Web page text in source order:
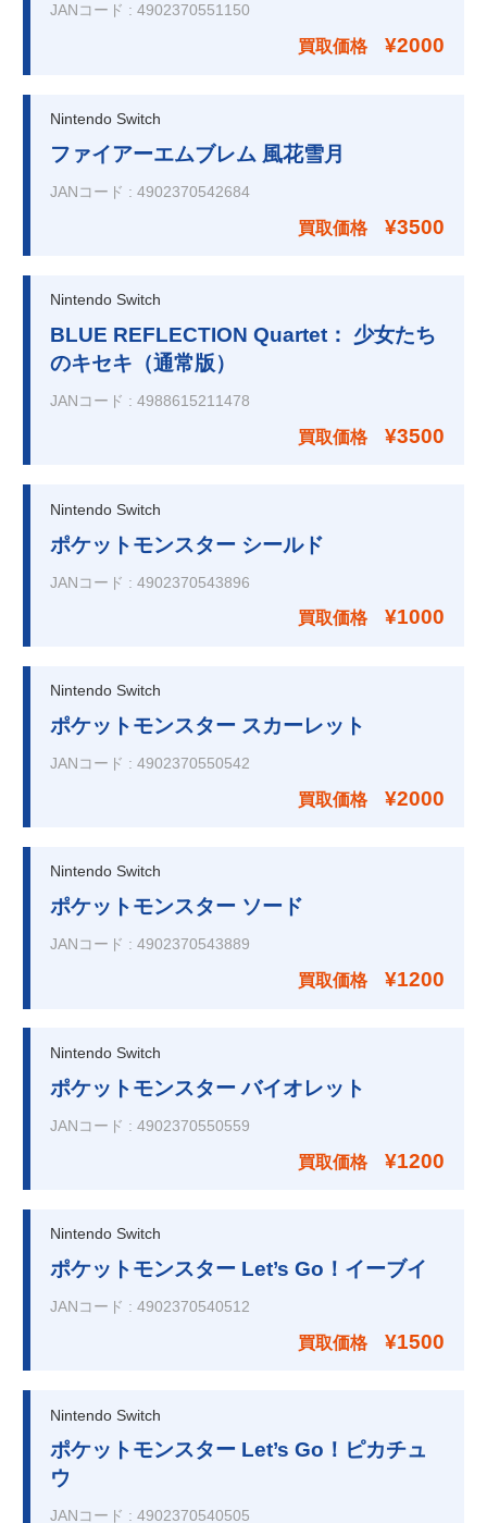
JANコード : 4902370551150
買取価格 ¥2000
Nintendo Switch
ファイアーエムブレム 風花雪月
JANコード : 4902370542684
買取価格 ¥3500
Nintendo Switch
BLUE REFLECTION Quartet： 少女たち
のキセキ（通常版）
JANコード : 4988615211478
買取価格 ¥3500
Nintendo Switch
ポケットモンスター シールド
JANコード : 4902370543896
買取価格 ¥1000
Nintendo Switch
ポケットモンスター スカーレット
JANコード : 4902370550542
買取価格 ¥2000
Nintendo Switch
ポケットモンスター ソード
JANコード : 4902370543889
買取価格 ¥1200
Nintendo Switch
ポケットモンスター バイオレット
JANコード : 4902370550559
買取価格 ¥1200
Nintendo Switch
ポケットモンスター Let’s Go！イーブイ
JANコード : 4902370540512
買取価格 ¥1500
Nintendo Switch
ポケットモンスター Let’s Go！ピカチュ
ウ
JANコード : 4902370540505